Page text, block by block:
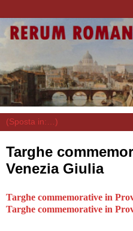
Targhe
Venezia Giulia
Targhe commemorative in
Targhe commemorative in